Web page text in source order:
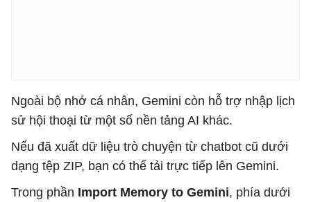
Ngoài bộ nhớ cá nhân, Gemini còn hỗ trợ nhập lịch
sử hội thoại từ một số nền tảng AI khác.
Nếu đã xuất dữ liệu trò chuyện từ chatbot cũ dưới
dạng tệp ZIP, bạn có thể tải trực tiếp lên Gemini.
Trong phần Import Memory to Gemini, phía dưới